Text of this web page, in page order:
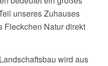
unseres Zuhauses
Fleckchen Natur direkt
wird aus